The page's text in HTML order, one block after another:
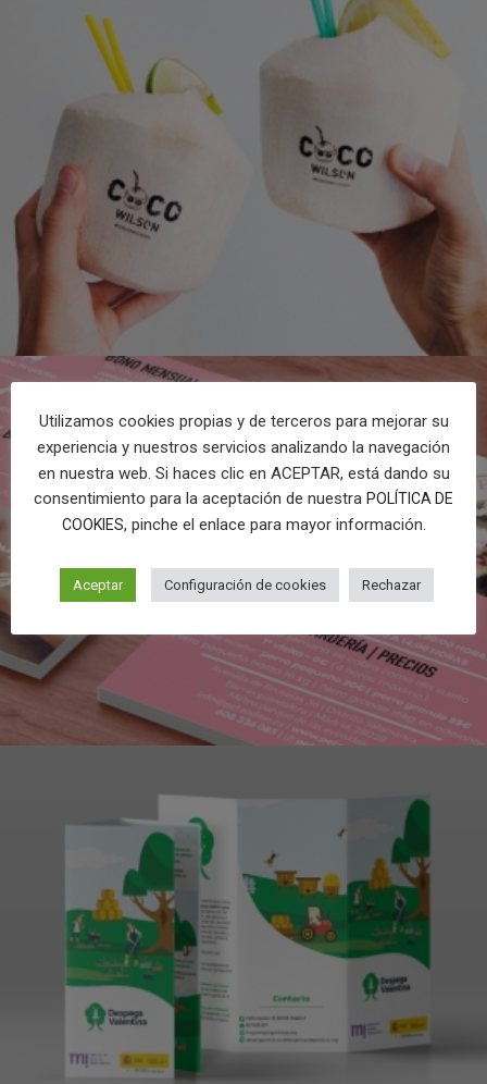
Utilizamos cookies propias y de terceros para mejorar su
experiencia y nuestros servicios analizando la navegación
en nuestra web. Si haces clic en ACEPTAR, está dando su
consentimiento para la aceptación de nuestra POLÍTICA DE
COOKIES, pinche el enlace para mayor información.
Aceptar Configuración de cookies Rechazar